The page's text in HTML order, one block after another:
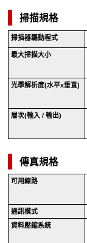
掃描規格
掃描器驅動程式
最大掃描大小
光學解析度(水平x垂直)
層次(輸入 / 輸出)
傳真規格
可用線路
通訊模式
資料壓縮系統